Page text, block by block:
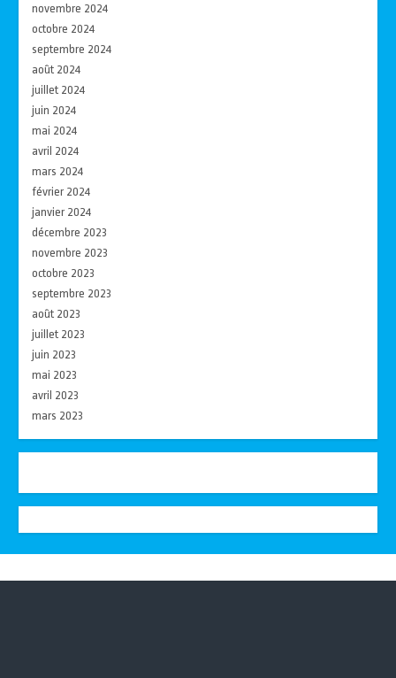
novembre 2024
octobre 2024
septembre 2024
août 2024
juillet 2024
juin 2024
mai 2024
avril 2024
mars 2024
février 2024
janvier 2024
décembre 2023
novembre 2023
octobre 2023
septembre 2023
août 2023
juillet 2023
juin 2023
mai 2023
avril 2023
mars 2023